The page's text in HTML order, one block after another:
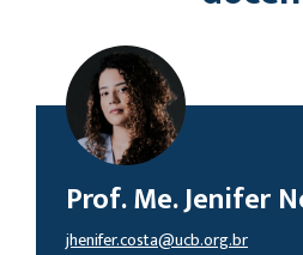
Prof. Me. Jenifer
jhenifer.costa@ucb.org.br